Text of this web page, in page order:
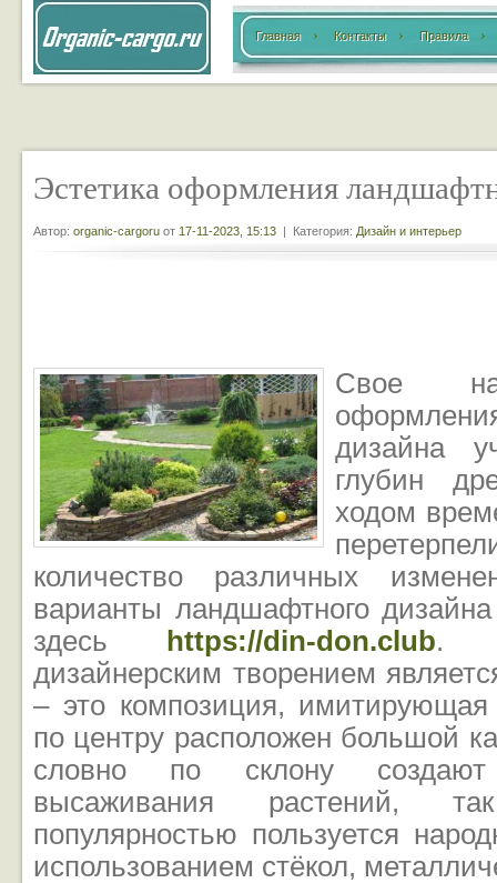
Главная Контакты Правила
Эстетика оформления
Автор: organic-cargoru от 17-11-2023, 15:13 | Категория: Дизайн и интерьер
Свое
дизайна
глубин
ходом
количество различных
варианты ландшафтного
здесь
https://din-don.club.
дизайнерским творением
– это композиция, имитирующая
по центру расположен большой
словно по склону
высаживания растений,
популярностью пользуется
использованием стёкол,